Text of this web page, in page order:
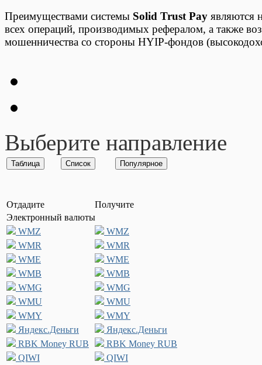
Преимуществами системы Solid Trust Pay являются
всех операций, производимых рефералом, а также
мошенничества со стороны HYIP-фондов
Выберите направление
Отдадите
Получите
Электронный валюты
WMZ
WMZ
WMR
WMR
WME
WME
WMB
WMB
WMG
WMG
WMU
WMU
WMY
WMY
Яндекс.Деньги
Яндекс.Деньги
RBK Money RUB
RBK Money RUB
QIWI
QIWI